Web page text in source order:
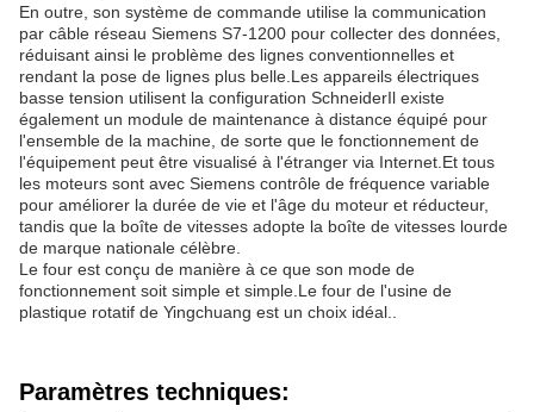
En outre, son système de commande utilise la communication
par câble réseau Siemens S7-1200 pour collecter des données,
réduisant ainsi le problème des lignes conventionnelles et
rendant la pose de lignes plus belle.Les appareils électriques
basse tension utilisent la configuration SchneiderIl existe
également un module de maintenance à distance équipé pour
l'ensemble de la machine, de sorte que le fonctionnement de
l'équipement peut être visualisé à l'étranger via Internet.Et tous
les moteurs sont avec Siemens contrôle de fréquence variable
pour améliorer la durée de vie et l'âge du moteur et réducteur,
tandis que la boîte de vitesses adopte la boîte de vitesses lourde
de marque nationale célèbre.
Le four est conçu de manière à ce que son mode de
fonctionnement soit simple et simple.Le four de l'usine de
plastique rotatif de Yingchuang est un choix idéal..
Paramètres techniques: